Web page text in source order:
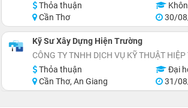
Thỏa thuận
Cần Thơ
30/
Kỹ Sư Xây Dựng Hiện Trường
CÔNG TY TNHH DỊCH VỤ KỸ THUẬT
Thỏa thuận
Đại
Cần Thơ, An Giang
31/